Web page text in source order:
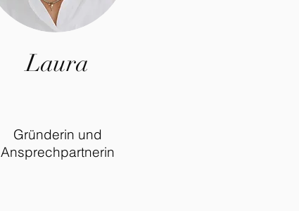
Laura
Gründerin und
Ansprechpartnerin